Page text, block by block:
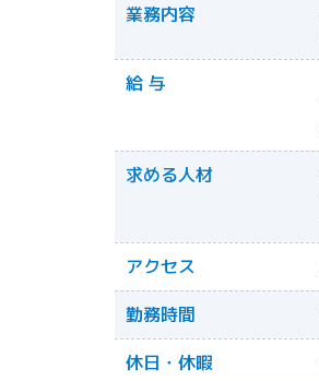
業務内容
給 与
求める人材
アクセス
勤務時間
休日・休暇